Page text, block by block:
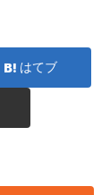
はてブ